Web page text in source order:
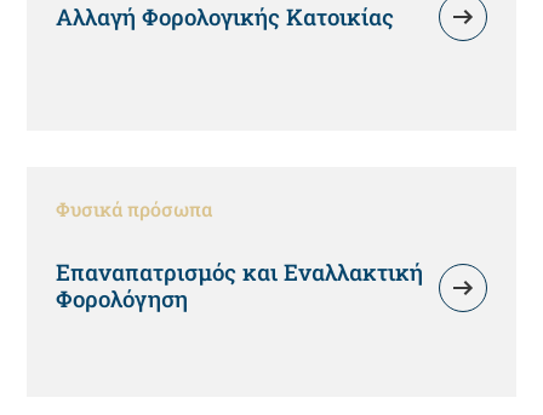
Αλλαγή Φορολογικής Κατοικίας
Φυσικά πρόσωπα
Επαναπατρισμός και Εναλλακτική
Φορολόγηση